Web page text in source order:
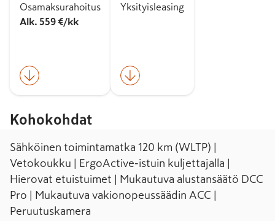
Osamaksurahoitus
Alk. 559 €/kk
Yksityisleasing
Kohokohdat
Sähköinen toimintamatka 120 km (WLTP) |
Vetokoukku | ErgoActive-istuin kuljettajalla |
Hierovat etuistuimet | Mukautuva alustansäätö DCC
Pro | Mukautuva vakionopeussäädin ACC |
Peruutuskamera